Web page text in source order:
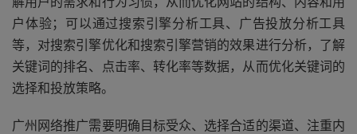
户体验；可以通过搜索引擎分析工具、广告投放分析工具
等，对搜索引擎优化和搜索引擎营销的效果进行分析，了解
关键词的排名、点击率、转化率等数据，从而优化关键词的
选择和投放策略。
广州网络推广需要明确目标受众、选择合适的渠道、注重内